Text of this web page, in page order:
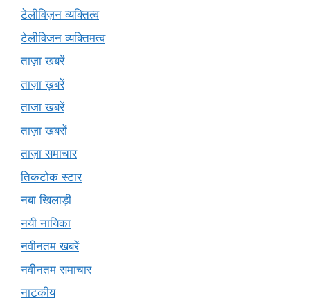
टेलीविज़न व्यक्तित्व
टेलीविजन व्यक्तिमत्व
ताज़ा खबरें
ताज़ा ख़बरें
ताजा खबरें
ताज़ा खबरों
ताज़ा समाचार
तिकटोक स्टार
नबा खिलाड़ी
नयी नायिका
नवीनतम खबरें
नवीनतम समाचार
नाटकीय